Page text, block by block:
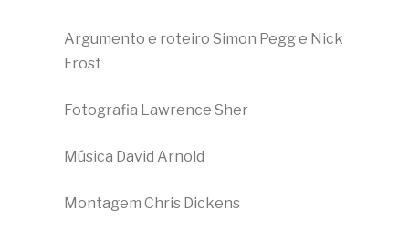
Argumento e roteiro Simon Pegg e Nick
Frost
Fotografia Lawrence Sher
Música David Arnold
Montagem Chris Dickens